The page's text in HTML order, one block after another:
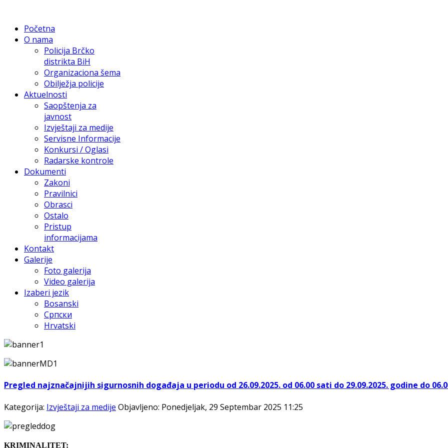
Početna
O nama
Policija Brčko
distrikta BiH
Organizaciona šema
Obilježja policije
Aktuelnosti
Saopštenja za
javnost
Izvještaji za medije
Servisne Informacije
Konkursi / Oglasi
Radarske kontrole
Dokumenti
Zakoni
Pravilnici
Obrasci
Ostalo
Pristup
informacijama
Kontakt
Galerije
Foto galerija
Video galerija
Izaberi jezik
Bosanski
Српски
Hrvatski
Pregled najznačajnijih sigurnosnih događaja u periodu od 26.09.2025. od 06.00 sati do 29.09.2025. godine do
Kategorija: Izvještaji za medije Objavljeno: Ponedjeljak, 29 Septembar 2025 11:25
KRIMINALITET: